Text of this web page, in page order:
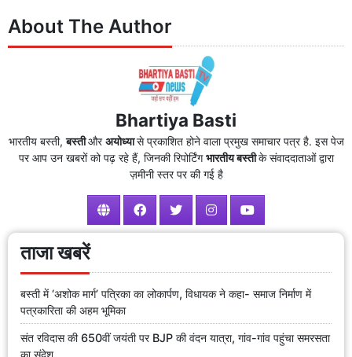
About The Author
Bhartiya Basti
भारतीय बस्ती,बस्तीऔरअयोध्यासे प्रकाशित होने वाला प्रमुख समाचार पत्र है. इस पेज
पर आप उन खबरों को पढ़ रहे हैं, जिनकी रिपोर्टिंगभारतीय बस्तीके संवाददाताओं द्वारा
ज़मीनी स्तर पर की गई है
ताजा खबरें
बस्ती में ‘अशोक मार्ग’ पत्रिका का लोकार्पण, विधायक ने कहा- समाज निर्माण में
पत्रकारिता की अहम भूमिका
संत रविदास की 650वीं जयंती पर BJP की वंदन यात्रा, गांव-गांव पहुंचा समरसता
का संदेश